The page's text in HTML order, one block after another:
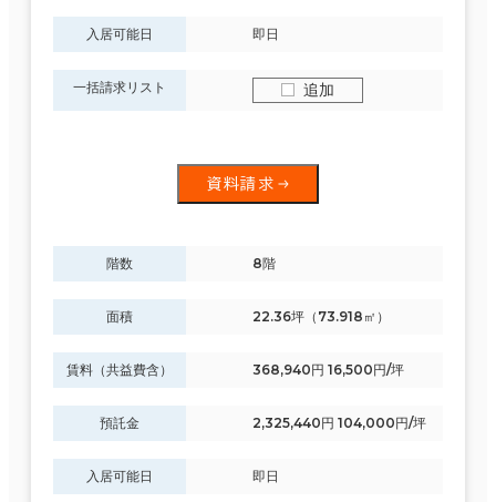
入居可能日 即日
一括請求リスト 追加
資料請求
階数 8階
面積 22.36坪（73.918㎡）
賃料（共益費含） 368,940円 16,500円/坪
預託金 2,325,440円 104,000円/坪
入居可能日 即日